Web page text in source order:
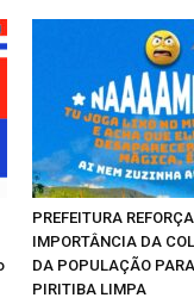
PREFEITURA REFORÇA
IMPORTÂNCIA DA
DA POPULAÇÃO
PIRITIBA LIMPA